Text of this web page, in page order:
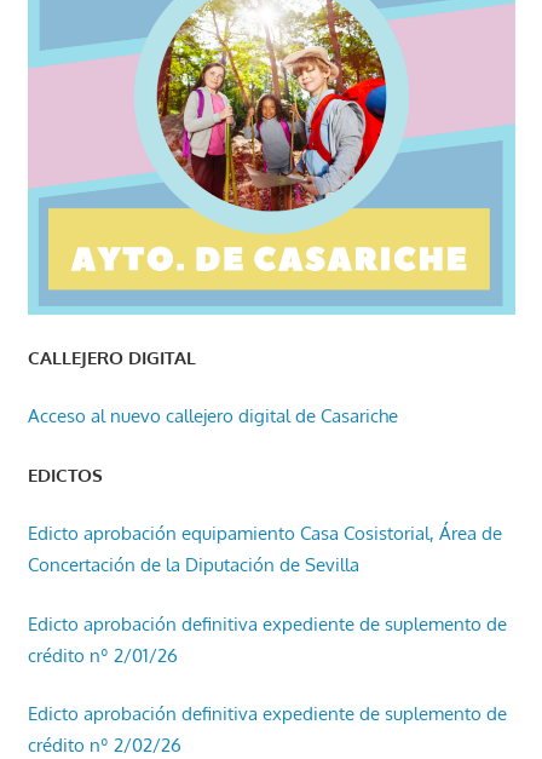
CALLEJERO DIGITAL
Acceso al nuevo callejero digital de Casariche
EDICTOS
Edicto aprobación equipamiento Casa Cosistorial, Área de
Concertación de la Diputación de Sevilla
Edicto aprobación definitiva expediente de suplemento de
crédito nº 2/01/26
Edicto aprobación definitiva expediente de suplemento de
crédito nº 2/02/26